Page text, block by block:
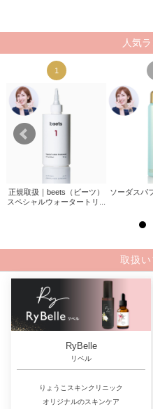
人気
1
正規取扱｜beets（ビーツ）
スペシャルウォータートリ...
ソーダスパ
取扱
RyBelle
リベル
りょうこスキンクリニック
オリジナルのスキンケア